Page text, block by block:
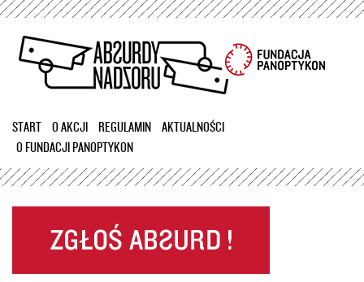
Przejdź
treści
START O AKCJI REGULAMIN
AKTUALNOŚCI
O FUNDACJI PANOPTYKON